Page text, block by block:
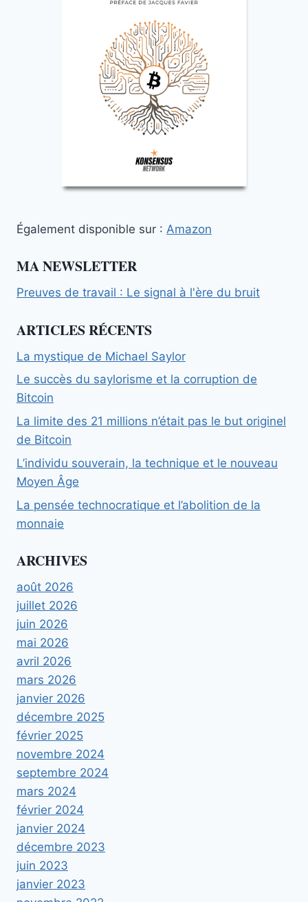
Également disponible sur : Amazon
MA NEWSLETTER
Preuves de travail : Le signal à l'ère du bruit
ARTICLES RÉCENTS
La mystique de Michael Saylor
Le succès du saylorisme et la corruption de
Bitcoin
La limite des 21 millions n’était pas le but originel
de Bitcoin
L’individu souverain, la technique et le nouveau
Moyen Âge
La pensée technocratique et l’abolition de la
monnaie
ARCHIVES
août 2026
juillet 2026
juin 2026
mai 2026
avril 2026
mars 2026
janvier 2026
décembre 2025
février 2025
novembre 2024
septembre 2024
mars 2024
février 2024
janvier 2024
décembre 2023
juin 2023
janvier 2023